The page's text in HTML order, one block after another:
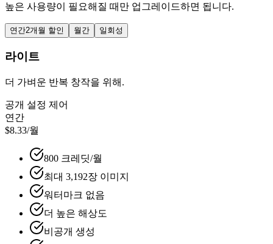
높은 사용량이 필요해질 때만 업그레이드하면 됩니다.
연간2개월 할인 월간 일회성
라이트
더 가벼운 반복 창작을 위해.
공개 설정 제어
연간
$8.33/월
800 크레딧/월
최대 3,192장 이미지
워터마크 없음
더 높은 해상도
비공개 생성